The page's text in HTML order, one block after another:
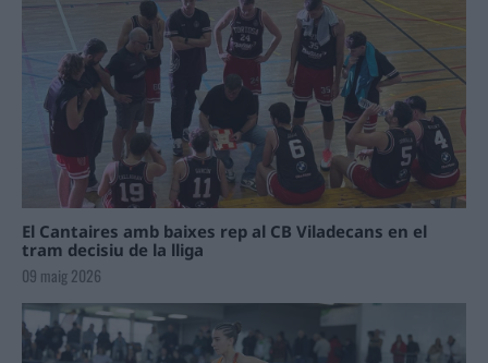
El Cantaires amb baixes rep al CB Viladecans en el
tram decisiu de la lliga
09 maig 2026